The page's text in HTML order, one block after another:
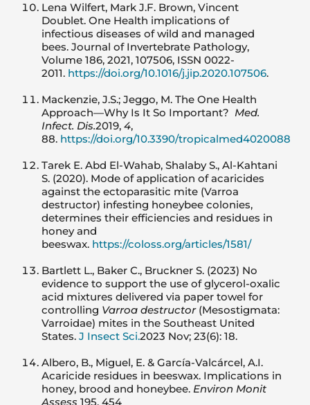
Lena Wilfert, Mark J.F. Brown, Vincent
Doublet. One Health implications of
infectious diseases of wild and managed
bees. Journal of Invertebrate Pathology,
Volume 186, 2021, 107506, ISSN 0022-
2011. https://doi.org/10.1016/j.jip.2020.107506.
Mackenzie, J.S.; Jeggo, M. The One Health
Approach—Why Is It So Important? Med.
Infect. Dis.2019, 4,
88. https://doi.org/10.3390/tropicalmed4020088
Tarek E. Abd El-Wahab, Shalaby S., Al-Kahtani
S. (2020). Mode of application of acaricides
against the ectoparasitic mite (Varroa
destructor) infesting honeybee colonies,
determines their efficiencies and residues in
honey and
beeswax. https://coloss.org/articles/1581/
Bartlett L., Baker C., Bruckner S. (2023) No
evidence to support the use of glycerol-oxalic
acid mixtures delivered via paper towel for
controlling Varroa destructor(Mesostigmata:
Varroidae) mites in the Southeast United
States. J Insect Sci.2023 Nov; 23(6): 18.
Albero, B., Miguel, E. & García-Valcárcel, A.I.
Acaricide residues in beeswax. Implications in
honey, brood and honeybee. Environ Monit
Assess 195, 454